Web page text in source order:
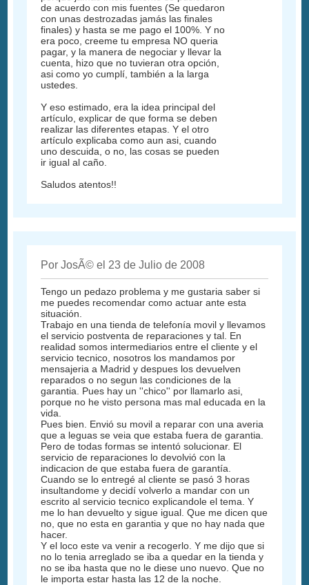
de acuerdo con mis fuentes (Se quedaron
con unas destrozadas jamás las finales
finales) y hasta se me pago el 100%. Y no
era poco, creeme tu empresa NO queria
pagar, y la manera de negociar y llevar la
cuenta, hizo que no tuvieran otra opción,
asi como yo cumplí, también a la larga
ustedes.
Y eso estimado, era la idea principal del
artículo, explicar de que forma se deben
realizar las diferentes etapas. Y el otro
artículo explicaba como aun asi, cuando
uno descuida, o no, las cosas se pueden
ir igual al caño.
Saludos atentos!!
Por JosÃ© el 23 de Julio de 2008
Tengo un pedazo problema y me gustaria saber si
me puedes recomendar como actuar ante esta
situación.
Trabajo en una tienda de telefonía movil y llevamos
el servicio postventa de reparaciones y tal. En
realidad somos intermediarios entre el cliente y el
servicio tecnico, nosotros los mandamos por
mensajeria a Madrid y despues los devuelven
reparados o no segun las condiciones de la
garantia. Pues hay un ''chico'' por llamarlo asi,
porque no he visto persona mas mal educada en la
vida.
Pues bien. Envió su movil a reparar con una averia
que a leguas se veia que estaba fuera de garantia.
Pero de todas formas se intentó solucionar. El
servicio de reparaciones lo devolvió con la
indicacion de que estaba fuera de garantía.
Cuando se lo entregé al cliente se pasó 3 horas
insultandome y decidí volverlo a mandar con un
escrito al servicio tecnico explicandole el tema. Y
me lo han devuelto y sigue igual. Que me dicen que
no, que no esta en garantia y que no hay nada que
hacer.
Y el loco este va venir a recogerlo. Y me dijo que si
no lo tenia arreglado se iba a quedar en la tienda y
no se iba hasta que no le diese uno nuevo. Que no
le importa estar hasta las 12 de la noche.